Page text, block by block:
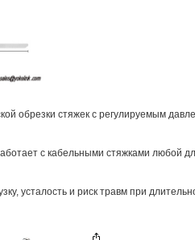
обрезки стяжек с регулируемым
с кабельными стяжками любой
усталость и риск травм при